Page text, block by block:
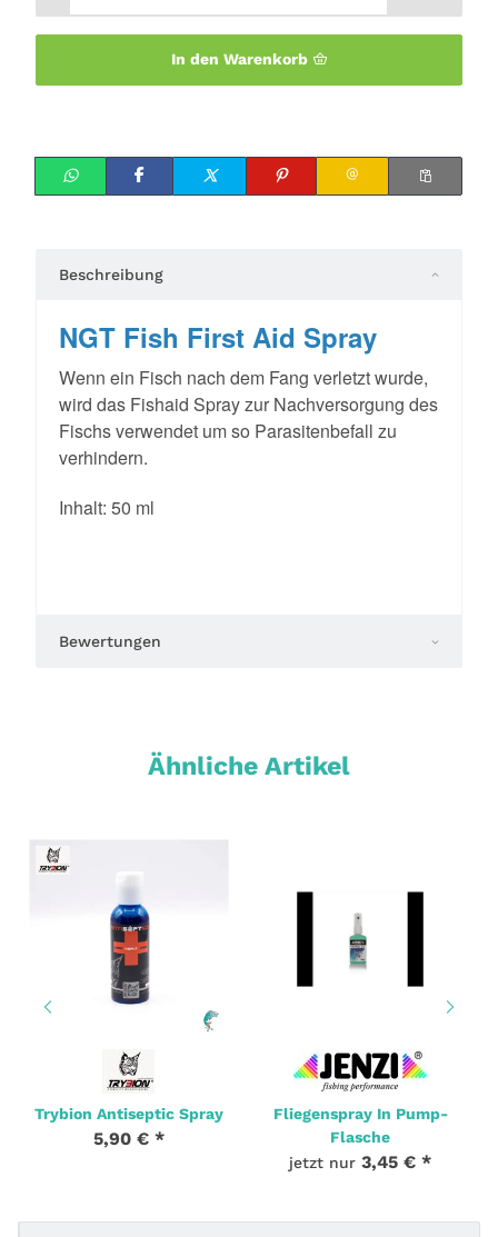
In den Warenkorb
Beschreibung
NGT Fish First Aid Spray
Wenn ein Fisch nach dem Fang verletzt wurde,
wird das Fishaid Spray zur Nachversorgung des
Fischs verwendet um so Parasitenbefall zu
verhindern.
Inhalt: 50 ml
Bewertungen
Ähnliche Artikel
Trybion Antiseptic Spray
5,90 € *
Fliegenspray In Pump-
Flasche
jetzt nur 3,45 € *